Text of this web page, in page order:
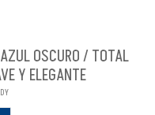
OSCURO / TOTAL
Y ELEGANTE